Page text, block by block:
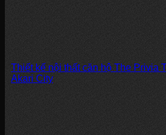
Thiết kế nội thất căn hộ The Privia
Akari City